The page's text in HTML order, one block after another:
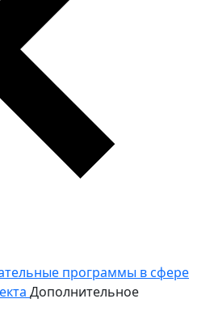
программы в сфере
Дополнительное